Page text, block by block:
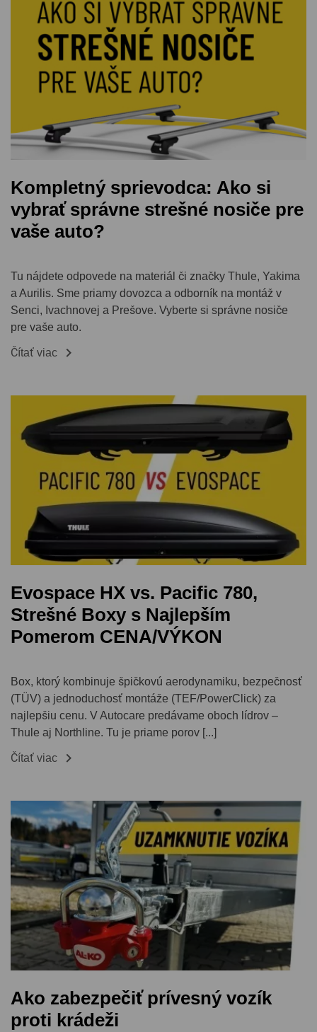
Kompletný sprievodca: Ako si
vybrať správne strešné nosiče pre
vaše auto?
Tu nájdete odpovede na materiál či značky Thule, Yakima
a Aurilis. Sme priamy dovozca a odborník na montáž v
Senci, Ivachnovej a Prešove. Vyberte si správne nosiče
pre vaše auto.
Čítať viac 
Evospace HX vs. Pacific 780,
Strešné Boxy s Najlepším
Pomerom CENA/VÝKON
Box, ktorý kombinuje špičkovú aerodynamiku, bezpečnosť
(TÜV) a jednoduchosť montáže (TEF/PowerClick) za
najlepšiu cenu. V Autocare predávame oboch lídrov –
Thule aj Northline. Tu je priame porov [...]
Čítať viac 
Ako zabezpečiť prívesný vozík
proti krádeži